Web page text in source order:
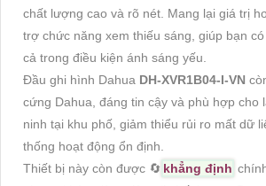
chất lượng cao và rõ nét. Mang lại giá trị
trợ chức năng xem thiếu sáng, giúp bạn
cả trong điều kiện ánh sáng yếu.
Đầu ghi hình Dahua DH-XVR1B04-I-VN
cứng Dahua, đáng tin cậy và phù hợp cho
ninh tại khu phố, giảm thiểu rủi ro mất dữ
thống hoạt động ổn định.
Thiết bị này còn được 🔄 khẳng định